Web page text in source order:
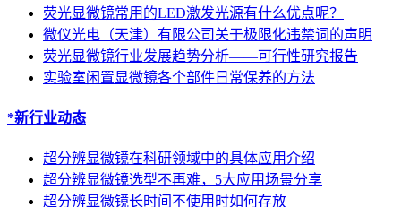
荧光显微镜常用的LED激发光源有什么优点呢？
微仪光电（天津）有限公司关于极限化违禁词的声明
荧光显微镜行业发展趋势分析——可行性研究报告
实验室闲置显微镜各个部件日常保养的方法
*新行业动态
超分辨显微镜在科研领域中的具体应用介绍
超分辨显微镜选型不再难，5大应用场景分享
超分辨显微镜长时间不使用时如何存放